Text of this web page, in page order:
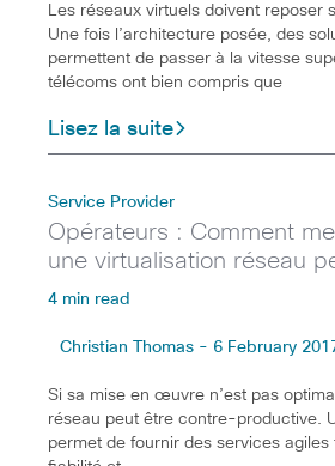
Les réseaux virtuels doivent reposer
Une fois l’architecture posée, des
permettent de passer à la vitesse
télécoms ont bien compris que
Lisez la suite
Service Provider
Opérateurs : Comment
une virtualisation réseau
4 min read
Christian Thomas - 6 February
Si sa mise en œuvre n’est pas
réseau peut être contre-productive.
permet de fournir des services agiles